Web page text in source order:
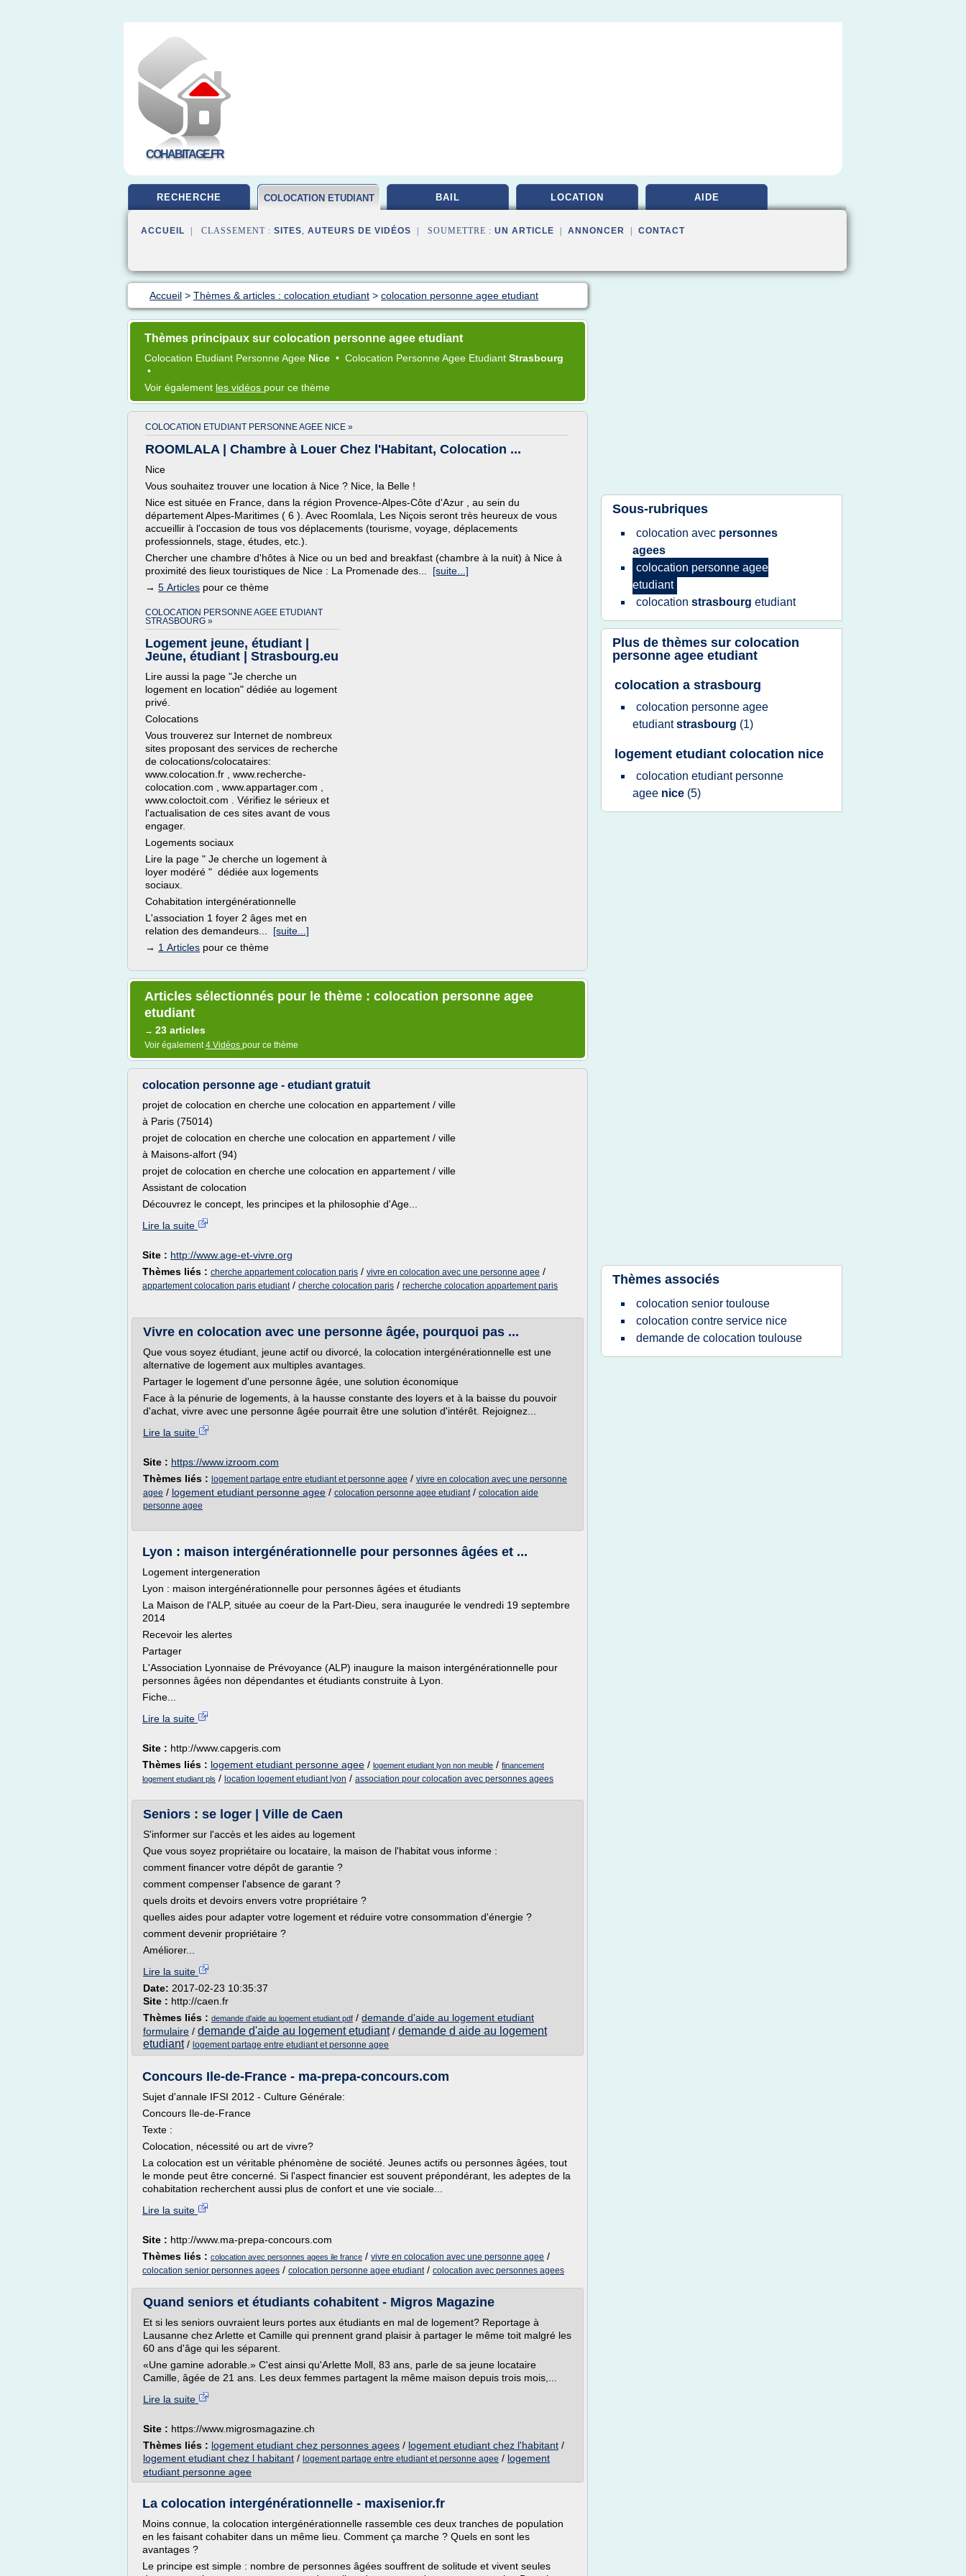
COHABITAGE.FR
RECHERCHE COLOCATION ETUDIANT BAIL LOCATION AIDE
ACCUEIL | CLASSEMENT : SITES, AUTEURS DE VIDÉOS | SOUMETTRE : UN ARTICLE ANNONCER CONTACT
Accueil > Thèmes & articles : colocation etudiant > colocation personne agee etudiant
Thèmes principaux sur colocation personne agee etudiant
Colocation Etudiant Personne Agee Nice • Colocation Personne Agee Etudiant Strasbourg
•
Voir également les vidéos pour ce thème
COLOCATION ETUDIANT PERSONNE AGEE NICE »
ROOMLALA | Chambre à Louer Chez l'Habitant, Colocation ...
Nice
Vous souhaitez trouver une location à Nice ? Nice, la Belle !
Nice est située en France, dans la région Provence-Alpes-Côte d'Azur , au sein du
département Alpes-Maritimes ( 6 ). Avec Roomlala, Les Niçois seront très heureux de vous
accueillir à l'occasion de tous vos déplacements (tourisme, voyage, déplacements
professionnels, stage, études, etc.).
Chercher une chambre d'hôtes à Nice ou un bed and breakfast (chambre à la nuit) à Nice à
proximité des lieux touristiques de Nice : La Promenade des... [suite...]
→ 5 Articles pour ce thème
COLOCATION PERSONNE AGEE ETUDIANT
STRASBOURG »
Logement jeune, étudiant |
Jeune, étudiant | Strasbourg.eu
Lire aussi la page "Je cherche un
logement en location" dédiée au logement
privé.
Colocations
Vous trouverez sur Internet de nombreux
sites proposant des services de recherche
de colocations/colocataires:
www.colocation.fr , www.recherche-
colocation.com , www.appartager.com ,
www.coloctoit.com . Vérifiez le sérieux et
l'actualisation de ces sites avant de vous
engager.
Logements sociaux
Lire la page " Je cherche un logement à
loyer modéré " dédiée aux logements
sociaux.
Cohabitation intergénérationnelle
L'association 1 foyer 2 âges met en
relation des demandeurs... [suite...]
→ 1 Articles pour ce thème
Articles sélectionnés pour le thème : colocation personne agee
etudiant
→ 23 articles
Voir également4 Vidéos pour ce thème
colocation personne age - etudiant gratuit
projet de colocation en cherche une colocation en appartement / ville
à Paris (75014)
projet de colocation en cherche une colocation en appartement / ville
à Maisons-alfort (94)
projet de colocation en cherche une colocation en appartement / ville
Assistant de colocation
Découvrez le concept, les principes et la philosophie d'Age...
Lire la suite
Site : http://www.age-et-vivre.org
Thèmes liés : cherche appartement colocation paris / vivre en colocation avec une personne agee /
appartement colocation paris etudiant/ cherche colocation paris / recherche colocation appartement paris
Vivre en colocation avec une personne âgée, pourquoi pas ...
Que vous soyez étudiant, jeune actif ou divorcé, la colocation intergénérationnelle est une
alternative de logement aux multiples avantages.
Partager le logement d'une personne âgée, une solution économique
Face à la pénurie de logements, à la hausse constante des loyers et à la baisse du pouvoir
d'achat, vivre avec une personne âgée pourrait être une solution d'intérêt. Rejoignez...
Lire la suite
Site : https://www.izroom.com
Thèmes liés : logement partage entre etudiant et personne agee / vivre en colocation avec une personne
agee / logement etudiant personne agee / colocation personne agee etudiant/ colocation aide
personne agee
Lyon : maison intergénérationnelle pour personnes âgées et ...
Logement intergeneration
Lyon : maison intergénérationnelle pour personnes âgées et étudiants
La Maison de l'ALP, située au coeur de la Part-Dieu, sera inaugurée le vendredi 19 septembre
2014
Recevoir les alertes
Partager
L'Association Lyonnaise de Prévoyance (ALP) inaugure la maison intergénérationnelle pour
personnes âgées non dépendantes et étudiants construite à Lyon.
Fiche...
Lire la suite
Site : http://www.capgeris.com
Thèmes liés : logement etudiant personne agee / logement etudiant lyon non meuble / financement
logement etudiant pls / location logement etudiant lyon / association pour colocation avec personnes agees
Seniors : se loger | Ville de Caen
S'informer sur l'accès et les aides au logement
Que vous soyez propriétaire ou locataire, la maison de l'habitat vous informe :
comment financer votre dépôt de garantie ?
comment compenser l'absence de garant ?
quels droits et devoirs envers votre propriétaire ?
quelles aides pour adapter votre logement et réduire votre consommation d'énergie ?
comment devenir propriétaire ?
Améliorer...
Lire la suite
Date: 2017-02-23 10:35:37
Site : http://caen.fr
Thèmes liés : demande d'aide au logement etudiant pdf / demande d'aide au logement etudiant
formulaire / demande d'aide au logement etudiant/ demande d aide au logement
etudiant/ logement partage entre etudiant et personne agee
Concours Ile-de-France - ma-prepa-concours.com
Sujet d'annale IFSI 2012 - Culture Générale:
Concours Ile-de-France
Texte :
Colocation, nécessité ou art de vivre?
La colocation est un véritable phénomène de société. Jeunes actifs ou personnes âgées, tout
le monde peut être concerné. Si l'aspect financier est souvent prépondérant, les adeptes de la
cohabitation recherchent aussi plus de confort et une vie sociale...
Lire la suite
Site : http://www.ma-prepa-concours.com
Thèmes liés : colocation avec personnes agees ile france / vivre en colocation avec une personne agee /
colocation senior personnes agees / colocation personne agee etudiant/ colocation avec personnes agees
Quand seniors et étudiants cohabitent - Migros Magazine
Et si les seniors ouvraient leurs portes aux étudiants en mal de logement? Reportage à
Lausanne chez Arlette et Camille qui prennent grand plaisir à partager le même toit malgré les
60 ans d'âge qui les séparent.
«Une gamine adorable.» C'est ainsi qu'Arlette Moll, 83 ans, parle de sa jeune locataire
Camille, âgée de 21 ans. Les deux femmes partagent la même maison depuis trois mois,...
Lire la suite
Site : https://www.migrosmagazine.ch
Thèmes liés : logement etudiant chez personnes agees / logement etudiant chez l'habitant /
logement etudiant chez l habitant / logement partage entre etudiant et personne agee / logement
etudiant personne agee
La colocation intergénérationnelle - maxisenior.fr
Moins connue, la colocation intergénérationnelle rassemble ces deux tranches de population
en les faisant cohabiter dans un même lieu. Comment ça marche ? Quels en sont les
avantages ?
Le principe est simple : nombre de personnes âgées souffrent de solitude et vivent seules
Sous-rubriques
colocation avec personnes
agees
colocation personne agee
etudiant
colocation strasbourg etudiant
Plus de thèmes sur colocation
personne agee etudiant
colocation a strasbourg
colocation personne agee
etudiantstrasbourg (1)
logement etudiant colocation nice
colocation etudiant personne
agee nice (5)
Thèmes associés
colocation senior toulouse
colocation contre service nice
demande de colocation toulouse